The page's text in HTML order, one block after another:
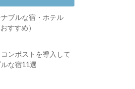
ナブルな宿・ホテル
すすめ）
ンポストを導入して
な宿11選